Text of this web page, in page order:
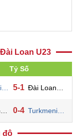
Loan U23
Tỷ Số
5-1
0-4
độ